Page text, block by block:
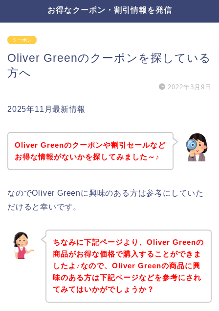
お得なクーポン・割引情報を発信
クーポン
Oliver Greenのクーポンを探している
方へ
2022年3月9日
2025年11月最新情報
Oliver Greenのクーポンや割引セールなど
お得な情報がないかを探してみました～♪
なのでOliver Greenに興味のある方は参考にしていた
だけると幸いです。
ちなみに下記ページより、Oliver Greenの
商品がお得な価格で購入することができま
したよ♪なので、Oliver Greenの商品に興
味のある方は下記ページなどを参考にされ
てみてはいかがでしょうか？